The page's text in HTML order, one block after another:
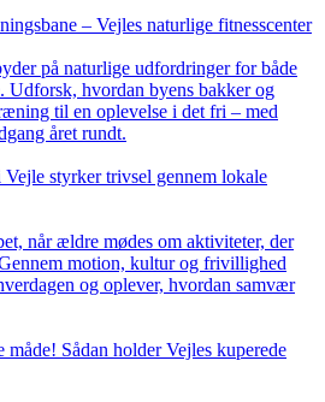
– Vejles naturlige fitnesscenter
på naturlige udfordringer for både
Udforsk, hvordan byens bakker og
til en oplevelse i det fri – med
året rundt.
styrker trivsel gennem lokale
når ældre mødes om aktiviteter, der
motion, kultur og frivillighed
og oplever, hvordan samvær
måde! Sådan holder Vejles kuperede